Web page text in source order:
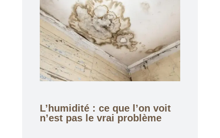
L’humidité : ce que l’on voit
n’est pas le vrai problème